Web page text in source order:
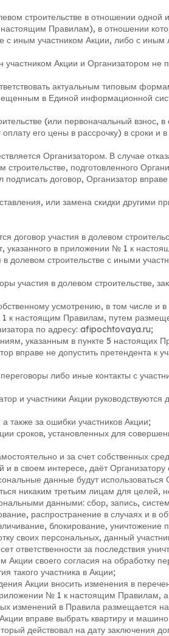
строительстве в отношении одной
Правилам), в отношении
с иным участником Акции, либо с иным
участником Акции и Организатором не
актуальным типовым
в Единой информационной
(или первоначальный взнос, в
его цены в рассрочку) в сроки и
Организатором. В случае
подготовленного
договор, Организатор вправе
или замена скидки другими
договор участия в долевом
указанного в приложении № 1 к
долевом строительстве с иными
участия в долевом строительстве,
усмотрению, в том числе и в
к настоящим Правилам, путем
по адресу: afipochtovaya.ru;
указанным в пункте 5 настоящих
вправе не допустить претендента к
либо иные контакты с
и участники Акции руководствуются
также за ошибки участников Акции;
сроков, установленных для
и за счет собственных
и в своем интересе, даёт Организатору
данные будут использоваться
никаким третьим лицам для целей,
данными: сбор, запись,
распространение в случаях и в
блокирование, уничтожение
своих персональных, данный
ответственности за последствия
Акции своего согласия на обработку
такого участника в Акции;
Акции вносить изменения в
№ 1 к настоящим Правилам, а
изменений в Правила размещается
вправе выбрать квартиру и
действовал на дату заключения